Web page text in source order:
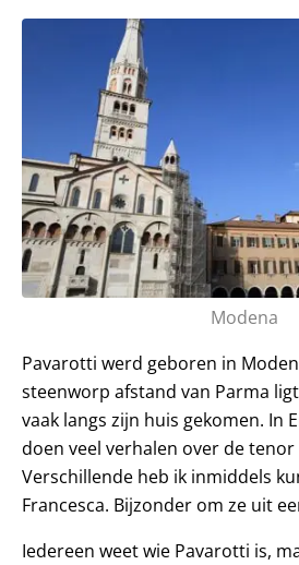
Modena
Pavarotti werd geboren in
steenworp afstand van Parma
vaak langs zijn huis gekomen. In
doen veel verhalen over de
Verschillende heb ik inmiddels
Francesca. Bijzonder om ze uit
Iedereen weet wie Pavarotti is,